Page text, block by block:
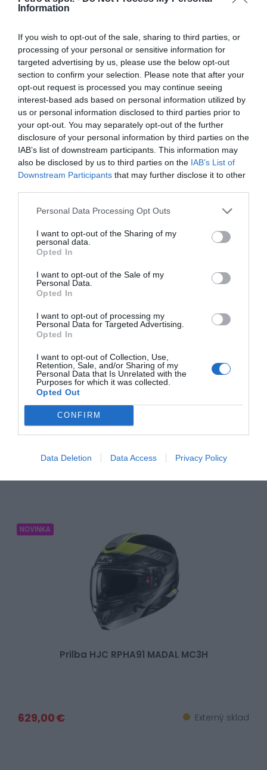
Information
If you wish to opt-out of the sale, sharing to third parties, or
processing of your personal or sensitive information for
targeted advertising by us, please use the below opt-out
section to confirm your selection. Please note that after your
opt-out request is processed you may continue seeing
interest-based ads based on personal information utilized by
us or personal information disclosed to third parties prior to
your opt-out. You may separately opt-out of the further
disclosure of your personal information by third parties on the
IAB’s list of downstream participants. This information may
also be disclosed by us to third parties on the IAB’s List of
Downstream Participants that may further disclose it to other
Personal Data Processing Opt Outs
I want to opt-out of the Sharing of my
personal data.
Opted In
I want to opt-out of the Sale of my
Personal Data.
Opted In
I want to opt-out of processing my
Personal Data for Targeted Advertising.
Opted In
I want to opt-out of Collection, Use,
Retention, Sale, and/or Sharing of my
Personal Data that Is Unrelated with the
Purposes for which it was collected.
Opted Out
CONFIRM
Data Deletion Data Access Privacy Policy
NOVINKA
Prilba HJC C91N JYN MC5
NOVINKA
Prilba HJC C91N JYN MC3HSF
NOVINKA
Prilba HJC RPHA91 MADAL MC3H
629,00 € Externý sklad